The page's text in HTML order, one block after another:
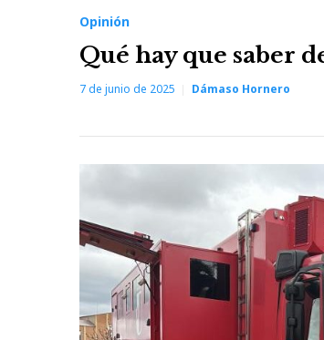
Opinión
Qué hay que saber
7 de junio de 2025 Dámaso Hornero